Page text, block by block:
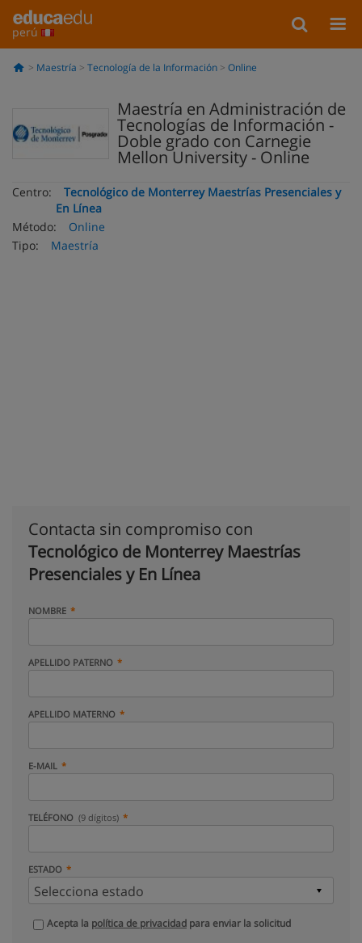
perú
Maestría Tecnología de la Información Online
Maestría en Administración de
Tecnologías de Información -
Doble grado con Carnegie
Mellon University - Online
Centro:
Tecnológico de Monterrey Maestrías Presenciales y
En Línea
Método:
Online
Tipo:
Maestría
Contacta sin compromiso con
Tecnológico de Monterrey Maestrías
Presenciales y En Línea
NOMBRE
APELLIDO PATERNO
APELLIDO MATERNO
E-MAIL
TELÉFONO (9 dígitos)
ESTADO
Acepta la política de privacidad para enviar la solicitud